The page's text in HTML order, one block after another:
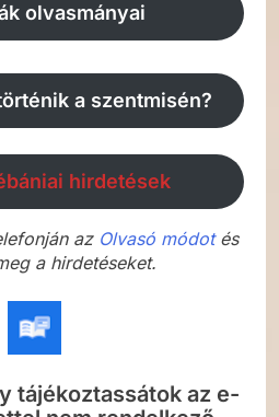
olvasmányai
a szentmisén?
hirdetések
az Olvasó módotés
a hirdetéseket.
tájékoztassátok az e-